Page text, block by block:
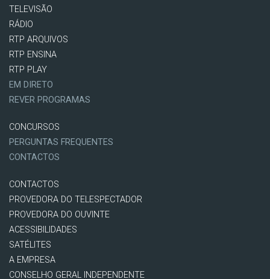
TELEVISÃO
RÁDIO
RTP ARQUIVOS
RTP ENSINA
RTP PLAY
EM DIRETO
REVER PROGRAMAS
CONCURSOS
PERGUNTAS FREQUENTES
CONTACTOS
CONTACTOS
PROVEDORA DO TELESPECTADOR
PROVEDORA DO OUVINTE
ACESSIBILIDADES
SATÉLITES
A EMPRESA
CONSELHO GERAL INDEPENDENTE